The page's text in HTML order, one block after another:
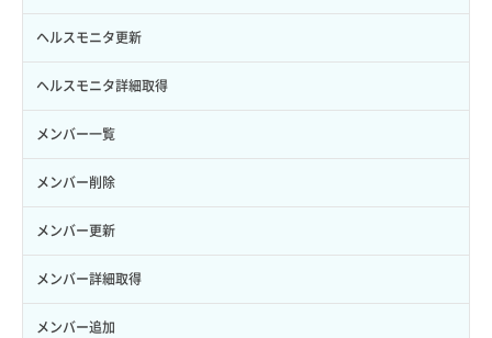
ロールからパーミッションを紐づけ解除
ロールにパーミッションを紐づけ
ロール一覧取得
ロール作成
ロール削除
ロール更新
ロール詳細取得
サーバーに紐づくアドレス取得
サーバーに紐づくアドレス取得（ネットワーク指定）
サーバーに紐づくセキュリティグループ取得
サーバープラン一覧取得
サーバープラン変更
サーバープラン詳細一覧取得
サーバープラン詳細取得
セキュリティグループ ルール詳細取得
セキュリティグループ一覧取得
セキュリティグループ作成
セキュリティグループ削除
セキュリティグループ更新
セキュリティグループ詳細取得
ネットワーク一覧取得
ヘルスモニタ更新
ヘルスモニタ詳細取得
メンバー一覧
メンバー削除
メンバー更新
メンバー詳細取得
メンバー追加